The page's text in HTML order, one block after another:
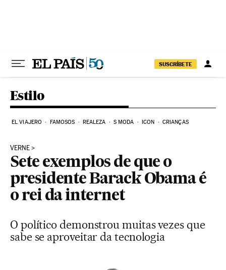
SUSCRÍBETE
Estilo
EL VIAJERO FAMOSOS REALEZA S MODA ICON CRIANÇAS
VERNE
Sete exemplos de que o
presidente Barack Obama é
o rei da internet
O político demonstrou muitas vezes que
sabe se aproveitar da tecnologia